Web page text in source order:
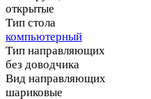
открытые
Тип стола
компьютерный
Тип направляющих
без доводчика
Вид направляющих
шариковые